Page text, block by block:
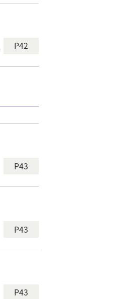
P42
P43
P43
P43